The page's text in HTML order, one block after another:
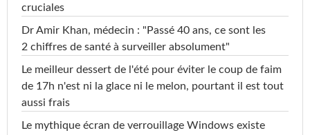
cruciales
Dr Amir Khan, médecin : "Passé 40 ans, ce sont les
2 chiffres de santé à surveiller absolument"
Le meilleur dessert de l'été pour éviter le coup de faim
de 17h n'est ni la glace ni le melon, pourtant il est tout
aussi frais
Le mythique écran de verrouillage Windows existe